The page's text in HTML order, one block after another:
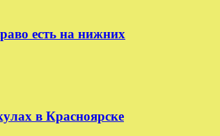
есть на нижних
в Красноярске